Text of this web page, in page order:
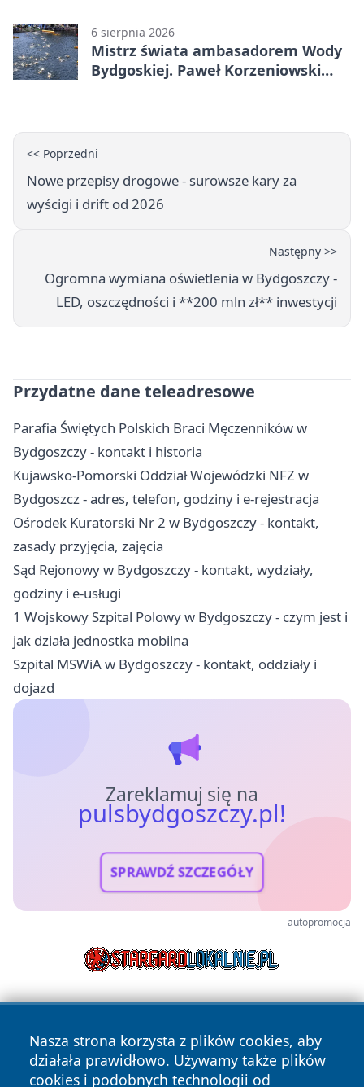
6 sierpnia 2026
Mistrz świata ambasadorem Wody
Bydgoskiej. Paweł Korzeniowski
<< Poprzedni
Nowe przepisy drogowe - surowsze kary za
wyścigi i drift od 2026
Następny >>
Ogromna wymiana oświetlenia w Bydgoszczy -
LED, oszczędności i **200 mln zł** inwestycji
Przydatne dane teleadresowe
Parafia Świętych Polskich Braci Męczenników w
Bydgoszczy - kontakt i historia
Kujawsko-Pomorski Oddział Wojewódzki NFZ w
Bydgoszcz - adres, telefon, godziny i e-rejestracja
Ośrodek Kuratorski Nr 2 w Bydgoszczy - kontakt,
zasady przyjęcia, zajęcia
Sąd Rejonowy w Bydgoszczy - kontakt, wydziały,
godziny i e-usługi
1 Wojskowy Szpital Polowy w Bydgoszczy - czym jest i
jak działa jednostka mobilna
Szpital MSWiA w Bydgoszczy - kontakt, oddziały i
dojazd
Zareklamuj się na
pulsbydgoszczy.pl!
SPRAWDŹ SZCZEGÓŁY
autopromocja
Nasza strona korzysta z plików cookies, aby
działała prawidłowo. Używamy także plików
cookies i podobnych technologii od